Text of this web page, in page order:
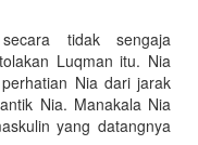
tidak sengaja
Luqman itu. Nia
Nia dari jarak
Nia. Manakala Nia
yang datangnya